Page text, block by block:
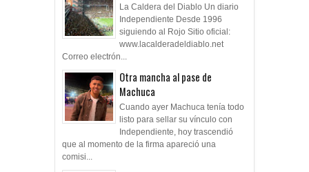
La Caldera del Diablo Un diario
Independiente Desde 1996
siguiendo al Rojo Sitio oficial:
www.lacalderadeldiablo.net
Correo electrón...
Otra mancha al pase de
Machuca
Cuando ayer Machuca tenía todo
listo para sellar su vínculo con
Independiente, hoy trascendió
que al momento de la firma apareció una
comisi...